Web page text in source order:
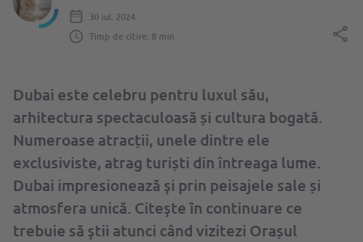
30 iul. 2024
Timp de citire: 8 min
Dubai este celebru pentru luxul său,
arhitectura spectaculoasă și cultura bogată.
Numeroase atracții, unele dintre ele
exclusiviste, atrag turiști din întreaga lume.
Dubai impresionează şi prin peisajele sale și
atmosfera unică. Citeşte ȋn continuare ce
trebuie să ştii atunci când vizitezi Orașul